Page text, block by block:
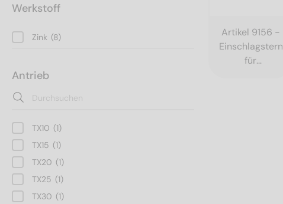
Werkstoff
Zink (8)
Antrieb
TX10 (1)
TX15 (1)
TX20 (1)
TX25 (1)
TX30 (1)
Artikel 9156 -
Einschlagsterne
für